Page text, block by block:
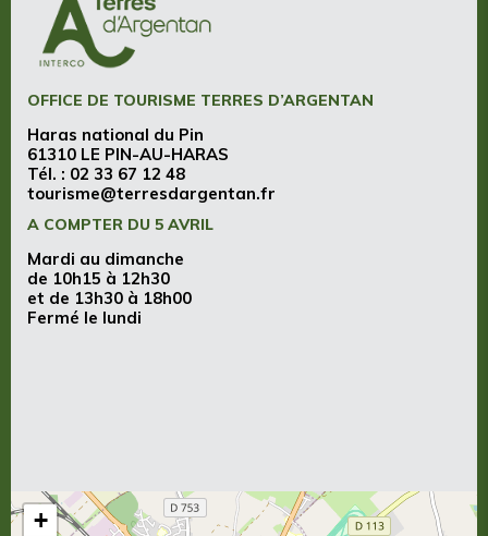
OFFICE DE TOURISME TERRES D’ARGENTAN
Haras national du Pin
61310 LE PIN-AU-HARAS
Tél. : 02 33 67 12 48
tourisme@terresdargentan.fr
A COMPTER DU 5 AVRIL
Mardi au dimanche
de 10h15 à 12h30
et de 13h30 à 18h00
Fermé le lundi
+